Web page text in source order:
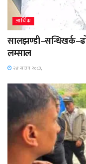
आर्थिक
लम्साल
२४ साउन २०८३,